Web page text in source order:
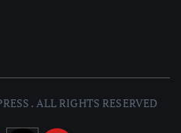
. ALL RIGHTS RESERVED